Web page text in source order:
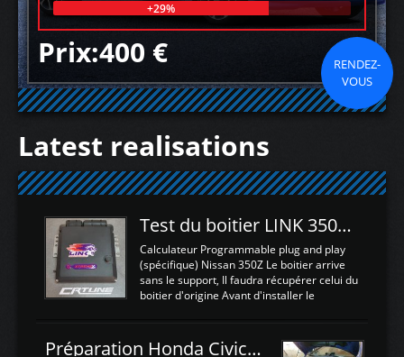
+29%
Prix:400 €
RENDEZ-
VOUS
Latest realisations
Test du boitier LINK 350Z Plugin ECU
Calculateur Programmable plug and play
(spécifique) Nissan 350Z Le boitier arrive
sans le support, Il faudra récupérer celui du
boitier d'origine Avant d'installer le
d'envoyer l'information de la large bande
Préparation Honda Civic Type R FK2